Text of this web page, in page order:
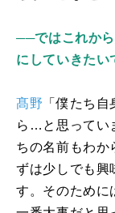
──ではこれか
にしていきたい
髙野 「僕たち
ら…と思ってい
ちの名前もわか
ずは少しでも興
す。そのために